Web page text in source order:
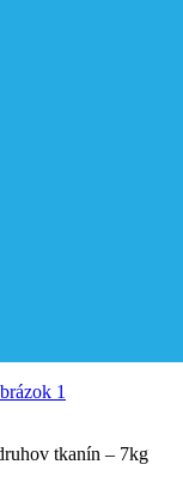
tkanín – 7kg